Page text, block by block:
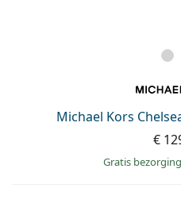
Michael Kors
€
Gratis bezorging